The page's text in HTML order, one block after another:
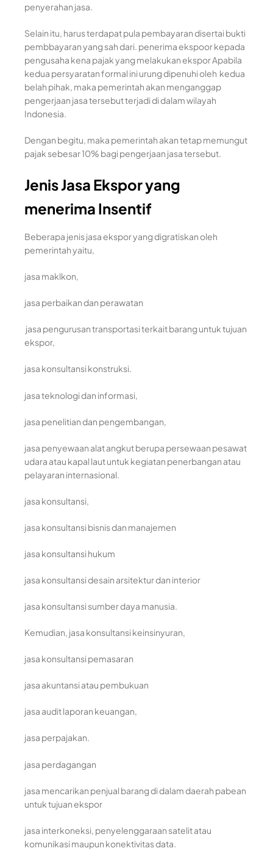
penyerahan jasa.
Selain itu, harus terdapat pula pembayaran disertai bukti
pembbayaran yang sah dari. penerima ekspoor kepada
pengusaha kena pajak yang melakukan ekspor Apabila
kedua persyaratan formal ini urung dipenuhi oleh kedua
belah pihak, maka pemerintah akan menganggap
pengerjaan jasa tersebut terjadi di dalam wilayah
Indonesia.
Dengan begitu, maka pemerintah akan tetap memungut
pajak sebesar 10% bagi pengerjaan jasa tersebut.
Jenis Jasa Ekspor yang
menerima Insentif
Beberapa jenis jasa ekspor yang digratiskan oleh
pemerintah yaitu,
jasa maklkon,
jasa perbaikan dan perawatan
jasa pengurusan transportasi terkait barang untuk tujuan
ekspor,
jasa konsultansi konstruksi.
jasa teknologi dan informasi,
jasa penelitian dan pengembangan,
jasa penyewaan alat angkut berupa persewaan pesawat
udara atau kapal laut untuk kegiatan penerbangan atau
pelayaran internasional.
jasa konsultansi,
jasa konsultansi bisnis dan manajemen
jasa konsultansi hukum
jasa konsultansi desain arsitektur dan interior
jasa konsultansi sumber daya manusia.
Kemudian, jasa konsultansi keinsinyuran,
jasa konsultansi pemasaran
jasa akuntansi atau pembukuan
jasa audit laporan keuangan,
jasa perpajakan.
jasa perdagangan
jasa mencarikan penjual barang di dalam daerah pabean
untuk tujuan ekspor
jasa interkoneksi, penyelenggaraan satelit atau
komunikasi maupun konektivitas data.